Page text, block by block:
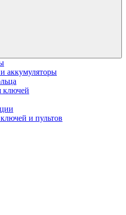
аккумуляторы
ключей
и пультов